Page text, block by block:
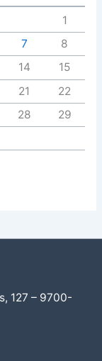
1
7
8
14
15
21
22
28
29
127 – 9700-